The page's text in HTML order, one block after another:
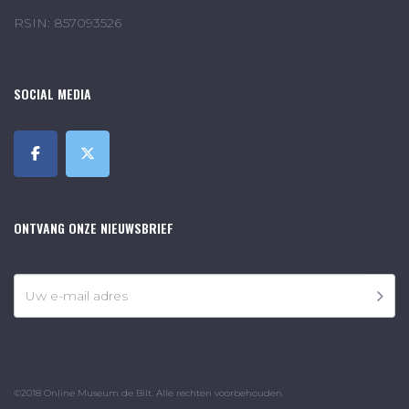
RSIN: 857093526
SOCIAL MEDIA
ONTVANG ONZE NIEUWSBRIEF
©2018 Online Museum de Bilt. Alle rechten voorbehouden.